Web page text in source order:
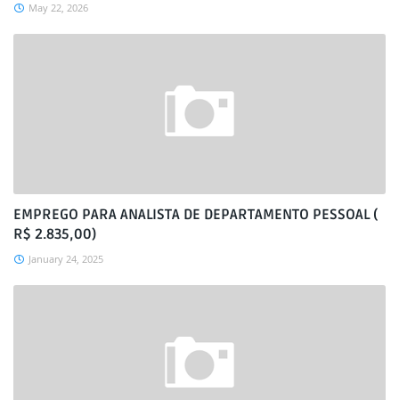
May 22, 2026
EMPREGO PARA ANALISTA DE DEPARTAMENTO PESSOAL (
R$ 2.835,00)
January 24, 2025